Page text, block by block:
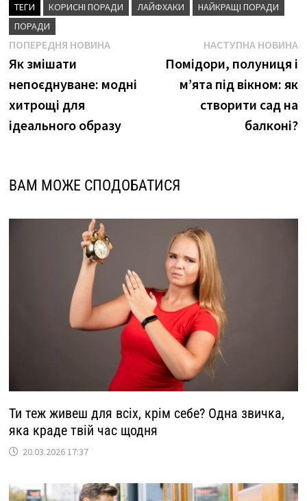
ТЕГИ КОРИСНІ ПОРАДИ ЛАЙФХАКИ
НАЙКРАЩІ ПОРАДИ
ПОРАДИ
Навігація
записів
ПОПЕРЕДНЯ НОВИНАПопередня
Як змішати
непоєднуване: модні
хитрощі для
ідеального образу
НАСТУПНА НОВИНА
Помідори, полуниця і
м’ята під вікном: як
створити сад на
балконі?
ВАМ МОЖЕ СПОДОБАТИСЯ
Ти теж живеш для всіх, крім себе? Одна звичка,
яка краде твій час щодня
20.03.2026 17:37